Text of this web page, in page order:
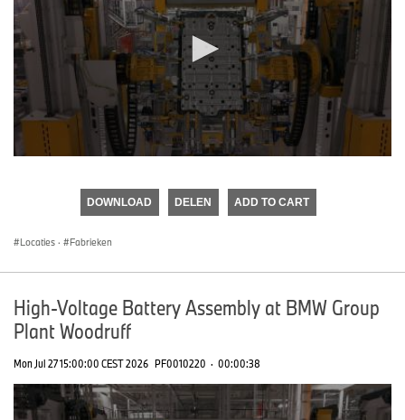
DOWNLOAD DELEN ADD TO CART
Locaties · Fabrieken
High-Voltage Battery Assembly at BMW Group
Plant Woodruff
Mon Jul 27 15:00:00 CEST 2026 PF0010220 · 00:00:38